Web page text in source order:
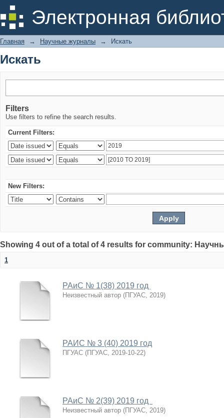
Электронная
Искать
Главная → Научные журналы → Искать
Искать
Filters
Use filters to refine the search results.
Current Filters:
New Filters:
Showing 4 out of a total of 4 results for community:
1
РАиС № 1(38) 2019 год
Неизвестный автор (ПГУАС, 2019)
РАИС № 3 (40) 2019 год
ПГУАС (ПГУАС, 2019-10-22)
РАиС № 2(39) 2019 год
Неизвестный автор (ПГУАС, 2019)